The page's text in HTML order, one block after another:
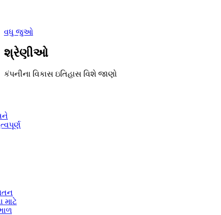
વધુ જુઓ
શ્રેણીઓ
કંપનીના વિકાસ ઇતિહાસ વિશે જાણો
માટે